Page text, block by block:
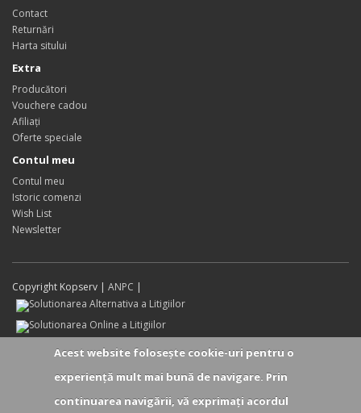
Contact
Returnări
Harta sitului
Extra
Producători
Vouchere cadou
Afiliaţi
Oferte speciale
Contul meu
Contul meu
Istoric comenzi
Wish List
Newsletter
Copyright Kopserv | ANPC |
Acest website foloseşte cookie-uri pentru o
experienţă mult mai bună de navigare. Prin
continuarea navigării, vă exprimaţi acordul